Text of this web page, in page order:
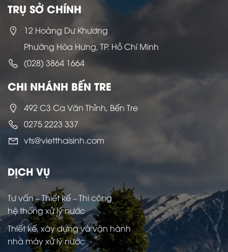
TRỤ SỞ CHÍNH
12 Hoàng Dư Khương
Phường Hòa Hưng, TP. Hồ Chí Minh
(028) 3864 1664
CHI NHÁNH BẾN TRE
492 C3 Ca Văn Thỉnh, Bến Tre
0275 2223 337
vts@vietthaisinh.com
DỊCH VỤ
Tư vấn – Thiết kế – Thi công
hệ thống xử lý nước
Thiết kế, xây dựng và vận hành
nhà máy xử lý nước